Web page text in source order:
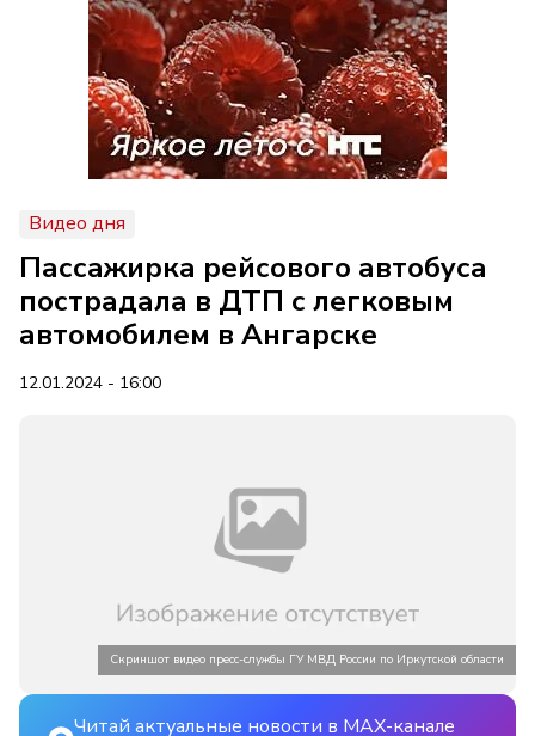
Видео дня
Пассажирка рейсового автобуса
пострадала в ДТП с легковым
автомобилем в Ангарске
12.01.2024 - 16:00
Скриншот видео пресс-службы ГУ МВД России по Иркутской области
Читай актуальные новости в MAX-канале